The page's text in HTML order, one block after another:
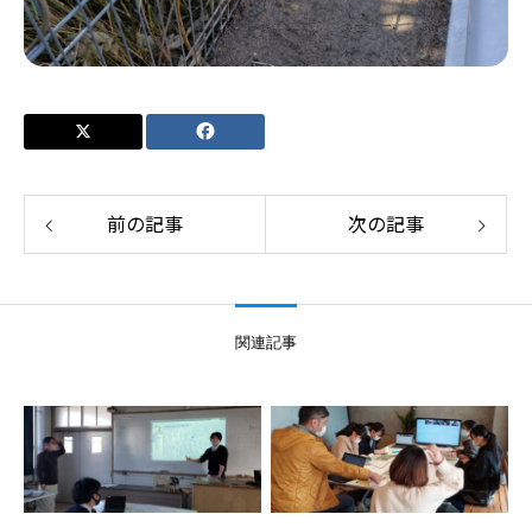
前の記事 次の記事
関連記事